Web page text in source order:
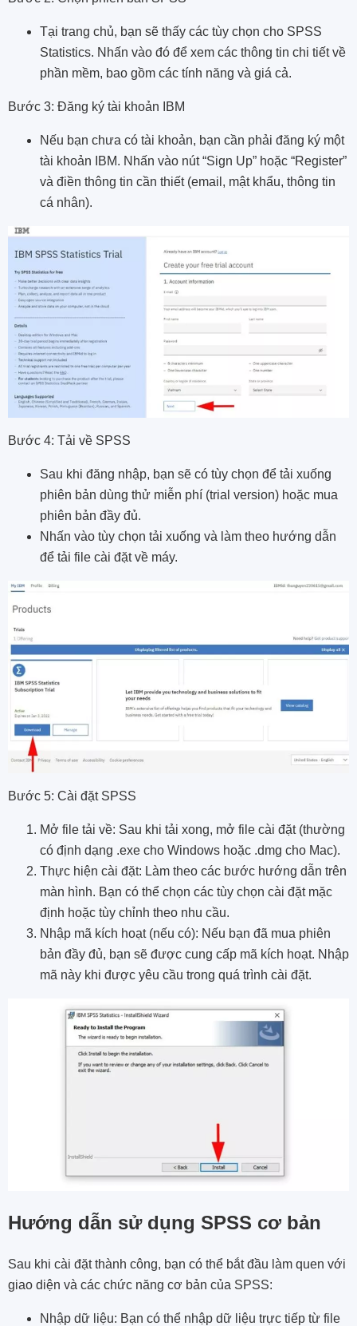
Tại trang chủ, bạn sẽ thấy các tùy chọn cho SPSS
Statistics. Nhấn vào đó để xem các thông tin chi tiết về
phần mềm, bao gồm các tính năng và giá cả.
Bước 3: Đăng ký tài khoản IBM
Nếu bạn chưa có tài khoản, bạn cần phải đăng ký một
tài khoản IBM. Nhấn vào nút “Sign Up” hoặc “Register”
và điền thông tin cần thiết (email, mật khẩu, thông tin
cá nhân).
Bước 4: Tải về SPSS
Sau khi đăng nhập, bạn sẽ có tùy chọn để tải xuống
phiên bản dùng thử miễn phí (trial version) hoặc mua
phiên bản đầy đủ.
Nhấn vào tùy chọn tải xuống và làm theo hướng dẫn
để tải file cài đặt về máy.
Bước 5: Cài đặt SPSS
Mở file tải về: Sau khi tải xong, mở file cài đặt (thường
có định dạng .exe cho Windows hoặc .dmg cho Mac).
Thực hiện cài đặt: Làm theo các bước hướng dẫn trên
màn hình. Bạn có thể chọn các tùy chọn cài đặt mặc
định hoặc tùy chỉnh theo nhu cầu.
Nhập mã kích hoạt (nếu có): Nếu bạn đã mua phiên
bản đầy đủ, bạn sẽ được cung cấp mã kích hoạt. Nhập
mã này khi được yêu cầu trong quá trình cài đặt.
Hướng dẫn sử dụng SPSS cơ bản
Sau khi cài đặt thành công, bạn có thể bắt đầu làm quen với
giao diện và các chức năng cơ bản của SPSS:
Nhập dữ liệu: Bạn có thể nhập dữ liệu trực tiếp từ file